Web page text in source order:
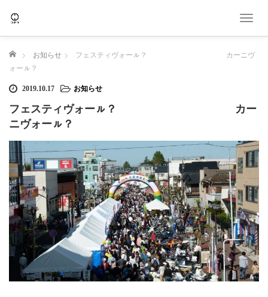
T
g
a
g
a
t
i
o
n
ホーム お知らせ
フェスティヴォーㇽ？ カーニヴ
ォーㇽ？
2019.10.17 お知らせ
フェスティヴォーㇽ？ カー
ニヴォーㇽ？